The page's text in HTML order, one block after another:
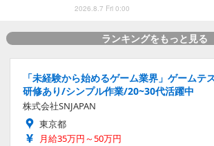
2026.8.7 Fri 0:00
ランキングをもっと見る
「未経験から始めるゲーム業界」ゲームテ
研修あり/シンプル作業/20~30代活躍中
株式会社SNJAPAN
東京都
月給35万円～50万円